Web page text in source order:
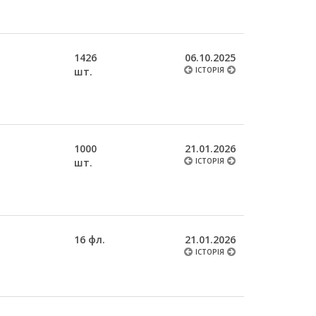
1426
шт.
06.10.2025
ІСТОРІЯ
1000
шт.
21.01.2026
ІСТОРІЯ
16 фл. 21.01.2026
ІСТОРІЯ